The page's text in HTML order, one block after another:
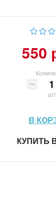
550
шт
В
КУПИТЬ